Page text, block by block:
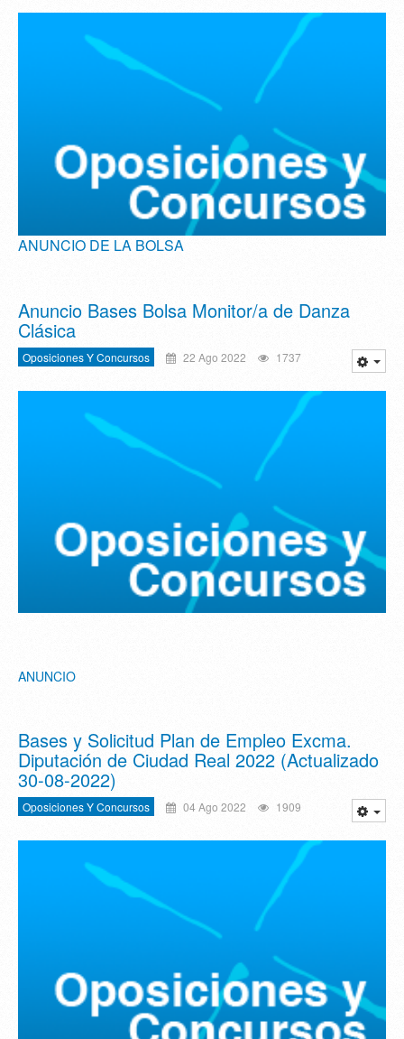
ANUNCIO DE LA BOLSA
Anuncio Bases Bolsa Monitor/a de Danza
Clásica
Oposiciones Y Concursos 22 Ago 2022 1737
ANUNCIO
Bases y Solicitud Plan de Empleo Excma.
Diputación de Ciudad Real 2022 (Actualizado
30-08-2022)
Oposiciones Y Concursos 04 Ago 2022 1909